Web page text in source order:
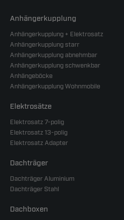
Anhängerkupplung
Anhängerkupplung + Elektrosatz
Anhängerkupplung starr
Anhängerkupplung abnehmbar
Anhängerkupplung schwenkbar
Anhängeböcke
Anhängerkupplung Wohnmobile
Elektrosätze
Elektrosatz 7-polig
Elektrosatz 13-polig
Elektrosatz Adapter
Dachträger
Dachträger Aluminium
Dachträger Stahl
Dachboxen